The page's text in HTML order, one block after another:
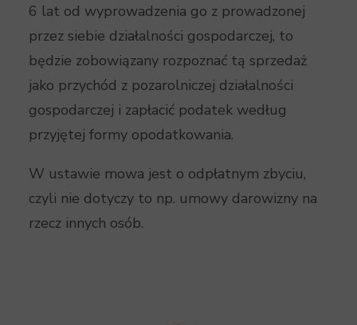
6 lat od wyprowadzenia go z prowadzonej
przez siebie działalności gospodarczej, to
będzie zobowiązany rozpoznać tą sprzedaż
jako przychód z pozarolniczej działalności
gospodarczej i zapłacić podatek według
przyjętej formy opodatkowania.
W ustawie mowa jest o odpłatnym zbyciu,
czyli nie dotyczy to np. umowy darowizny na
rzecz innych osób.